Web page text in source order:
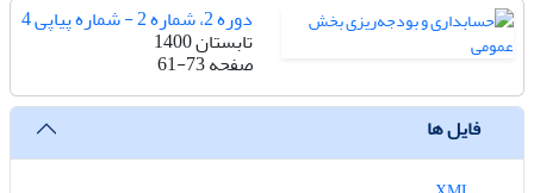
دوره 2، شماره 2 - شماره پیاپی 4
تابستان 1400
صفحه61-73
فایل ها